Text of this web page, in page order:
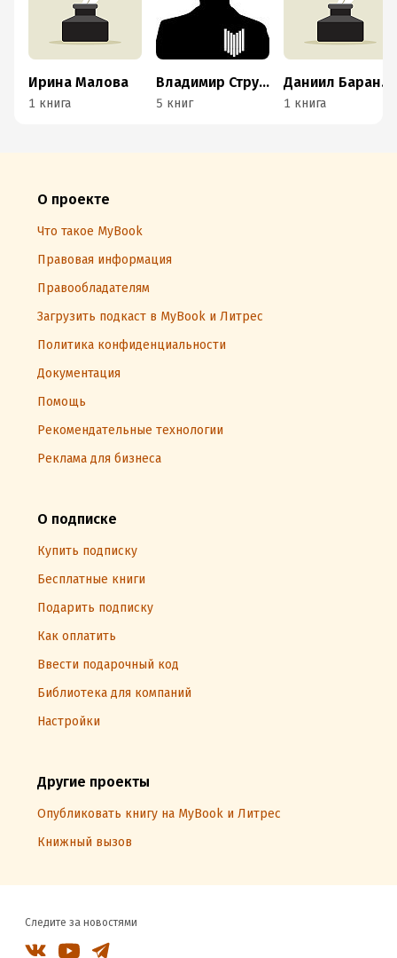
Ирина Малова
1 книга
Владимир Струговщиков
5 книг
Даниил Баранов
1 книга
О проекте
Что такое MyBook
Правовая информация
Правообладателям
Загрузить подкаст в MyBook и Литрес
Политика конфиденциальности
Документация
Помощь
Рекомендательные технологии
Реклама для бизнеса
О подписке
Купить подписку
Бесплатные книги
Подарить подписку
Как оплатить
Ввести подарочный код
Библиотека для компаний
Настройки
Другие проекты
Опубликовать книгу на MyBook и Литрес
Книжный вызов
Следите за новостями